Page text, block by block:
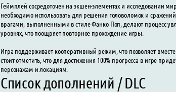
Геймплей сосредоточен на экшен-элементах и исследовании
необходимо использовать для решения головоломок и
врагами, выполненными в стиле Фанко Поп, делают процесс
уровнях, что поощряет повторное прохождение игры.
Игра поддерживает кооперативный режим, что позволяет
стоит отметить, что для достижения 100% прогресса в игре
персонажам и локациям.
Список дополнений / DLC